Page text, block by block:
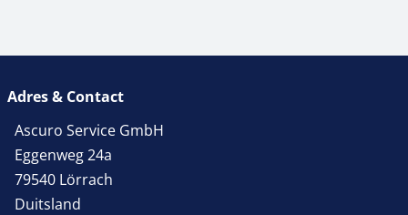
Adres & Contact
Ascuro Service GmbH
Eggenweg 24a
79540 Lörrach
Duitsland